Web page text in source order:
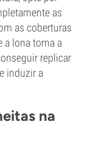
as
as coberturas
a lona torna a
replicar
induzir a
na